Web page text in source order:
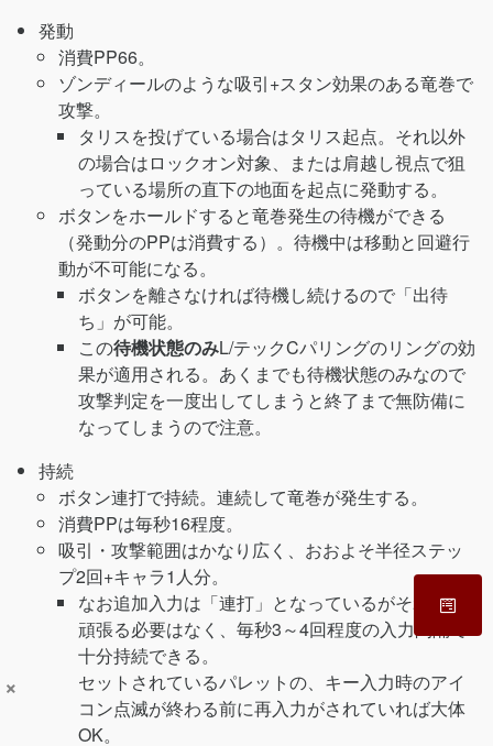
×
発動
消費PP66。
ゾンディールのような吸引+スタン効果のある竜巻で
攻撃。
タリスを投げている場合はタリス起点。それ以外
の場合はロックオン対象、または肩越し視点で狙
っている場所の直下の地面を起点に発動する。
ボタンをホールドすると竜巻発生の待機ができる
（発動分のPPは消費する）。待機中は移動と回避行
動が不可能になる。
ボタンを離さなければ待機し続けるので「出待
ち」が可能。
この待機状態のみL/テックCパリングのリングの効
果が適用される。あくまでも待機状態のみなので
攻撃判定を一度出してしまうと終了まで無防備に
なってしまうので注意。
持続
ボタン連打で持続。連続して竜巻が発生する。
消費PPは毎秒16程度。
吸引・攻撃範囲はかなり広く、おおよそ半径ステッ
プ2回+キャラ1人分。
なお追加入力は「連打」となっているがそれほど
頑張る必要はなく、毎秒3～4回程度の入力間隔で
十分持続できる。
セットされているパレットの、キー入力時のアイ
コン点滅が終わる前に再入力がされていれば大体
OK。